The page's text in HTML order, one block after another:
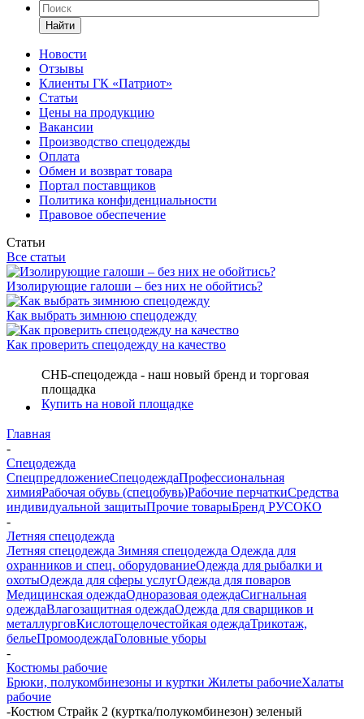
Найти
Новости
Отзывы
Клиенты ГК «Патриот»
Статьи
Цены на продукцию
Вакансии
Производство спецодежды
Оплата
Обмен и возврат товара
Портал поставщиков
Политика конфиденциальности
Правовое обеспечение
Статьи
Все статьи
Изолирующие галоши – без них не обойтись?
Как выбрать зимнюю спецодежду
Как проверить спецодежду на качество
СНБ-спецодежда - наш новый бренд и торговая
площадка
Купить на новой площадке
Главная
-
Спецодежда
СпецпредложениеСпецодеждаПрофессиональная
химияРабочая обувь (спецобувь)Рабочие перчаткиСредства
индивидуальной защитыПрочие товарыБренд РУСОКО
-
Летняя спецодежда
Летняя спецодежда Зимняя спецодежда Одежда для
охранников и спец. оборудованиеОдежда для рыбалки и
охотыОдежда для сферы услугОдежда для поваров
Медицинская одеждаОдноразовая одеждаСигнальная
одеждаВлагозащитная одеждаОдежда для сварщиков и
металлурговКислотощелочестойкая одеждаТрикотаж,
бельеПромоодеждаГоловные уборы
-
Костюмы рабочие
Брюки, полукомбинезоны и куртки Жилеты рабочиеХалаты
рабочие
-Костюм Страйк 2 (куртка/полукомбинезон) зеленый